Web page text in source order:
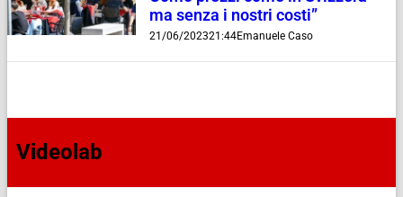
ma senza i nostri costi”
21/06/202321:44Emanuele Caso
Videolab